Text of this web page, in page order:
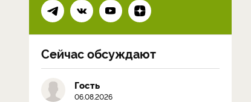
Сейчас обсуждают
Гость
06.08.2026